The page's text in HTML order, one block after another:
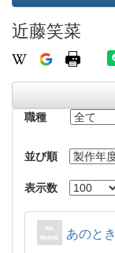
近藤笑菜
職種
並び順
表示数
あのとき